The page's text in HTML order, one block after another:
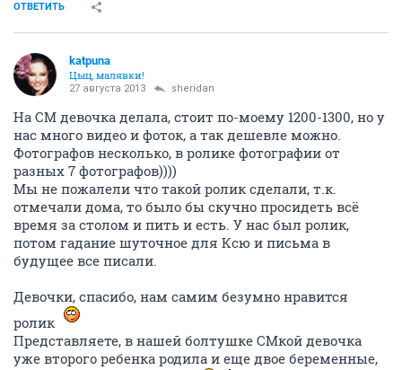
ОТВЕТИТЬ
katpuna
Цыц, малявки!
27 августа 2013 sheridan
На СМ девочка делала, стоит по-моему 1200-1300, но у
нас много видео и фоток, а так дешевле можно.
Фотографов несколько, в ролике фотографии от
разных 7 фотографов))))
Мы не пожалели что такой ролик сделали, т.к.
отмечали дома, то было бы скучно просидеть всё
время за столом и пить и есть. У нас был ролик,
потом гадание шуточное для Ксю и письма в
будущее все писали.
Девочки, спасибо, нам самим безумно нравится
ролик
Представляете, в нашей болтушке СМкой девочка
уже второго ребенка родила и еще двое беременные,